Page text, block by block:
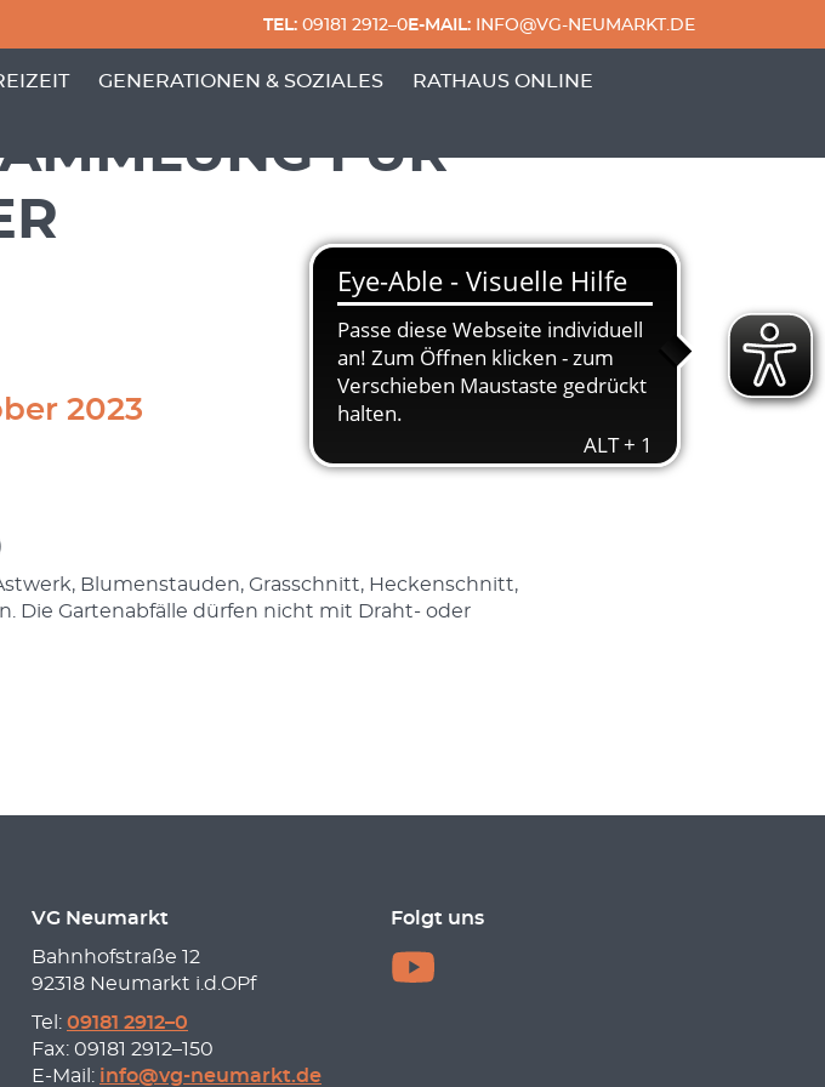
TEL:09181 2912–0E-MAIL:INFO@VG-NEUMARKT.DE
'BÜRGERSERVICE'
GENERATIONEN & SOZIALES RATHAUS ONLINE
FÜR
2023
Blumenstauden, Grasschnitt, Heckenschnitt,
Die Gartenabfälle dürfen nicht mit Draht- oder
VG Neumarkt
Bahnhofstraße 12
92318 Neumarkt i.d.OPf
Tel: 09181 2912–0
Fax: 09181 2912–150
E-Mail: info@vg-neumarkt.de
Folgt uns